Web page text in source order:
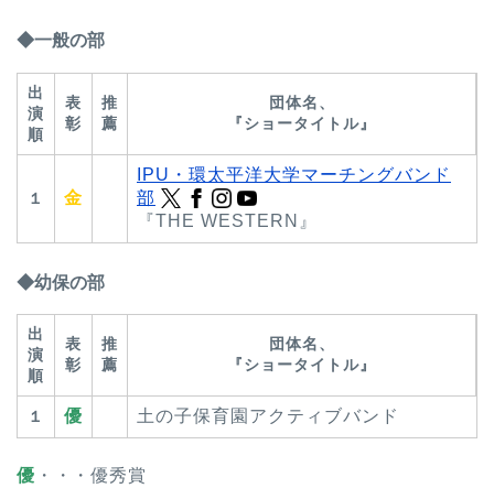
◆一般の部
出
演
順
表
彰
推
薦
団体名、
『ショータイトル』
１ 金
IPU・環太平洋大学マーチングバンド
部
『THE WESTERN』
◆幼保の部
出
演
順
表
彰
推
薦
団体名、
『ショータイトル』
１ 優 土の子保育園アクティブバンド
優 ・・・優秀賞